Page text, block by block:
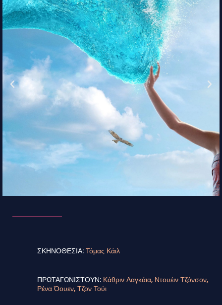
ΣΚΗΝΟΘΕΣΙΑ: Τόμας Κάιλ
ΠΡΩΤΑΓΩΝΙΣΤΟΥΝ: Κάθριν Λαγκάια, Ντουέιν Τζόνσον,
Ρένα Όουεν, Τζον Τούι